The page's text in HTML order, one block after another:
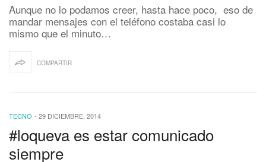
Aunque no lo podamos creer, hasta hace poco, eso de
mandar mensajes con el teléfono costaba casi lo
mismo que el minuto…
COMPARTIR
TECNO - 29 DICIEMBRE, 2014
#loqueva es estar comunicado
siempre